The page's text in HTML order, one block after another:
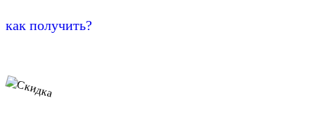
как получить?